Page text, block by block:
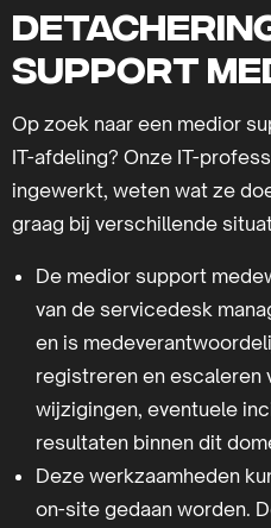
support
Op zoek naar een medior
IT-afdeling? Onze IT-
ingewerkt, weten wat ze
graag bij verschillende
De medior support
van de servicedesk
en is
registreren en escaleren
wijzigingen, eventuele
resultaten binnen dit
Deze werkzaamheden
on-site gedaan worden.